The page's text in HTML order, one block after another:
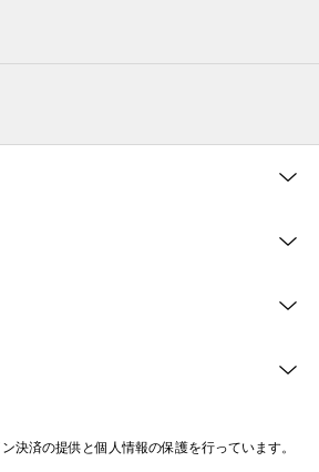
決済の提供と個人情報の保護を行っています。